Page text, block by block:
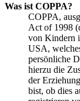
Was ist COPPA?
COPPA,
Act of 1998
von Kindern
USA,
persönliche
hierzu die
der
bist, ob dies